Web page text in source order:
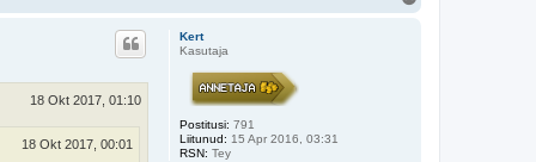
Kert
Kasutaja
Postitusi: 791
Liitunud: 15 Apr 2016, 03:31
RSN: Tey
18 Okt 2017, 01:10
18 Okt 2017, 00:01